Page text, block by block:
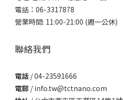
電話：06-3317878
營業時間: 11:00-21:00 (週一公休)
聯絡我們
電話 / 04-23591666
電郵 / info.tw@tctnano.com